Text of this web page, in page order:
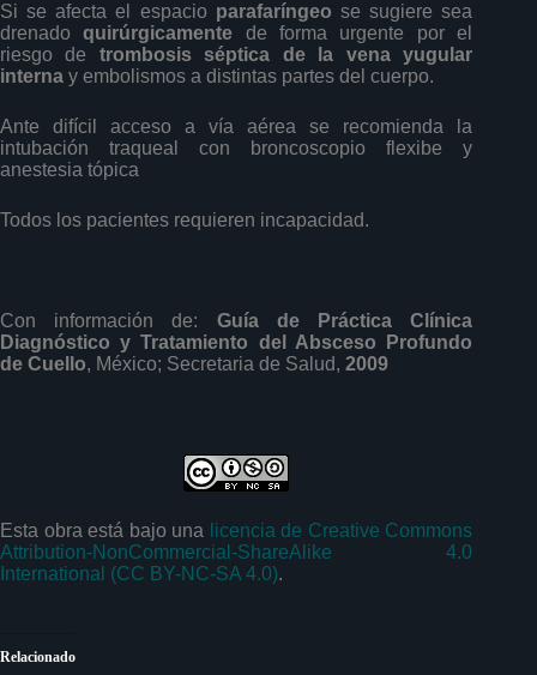
Si se afecta el espacio parafaríngeo se sugiere sea
drenadoquirúrgicamente de forma urgente por el
riesgo de trombosis séptica de la vena yugular
interna y embolismos a distintas partes del cuerpo.
Ante difícil acceso a vía aérea se recomienda la
intubación traqueal con broncoscopio flexibe y
anestesia tópica
Todos los pacientes requieren incapacidad.
Con información de: Guía de Práctica Clínica
Diagnóstico y Tratamiento del Absceso Profundo
de Cuello, México; Secretaria de Salud, 2009
Esta obra está bajo una
licencia de Creative Commons
Attribution-NonCommercial-ShareAlike 4.0
International (CC BY-NC-SA 4.0).
Relacionado